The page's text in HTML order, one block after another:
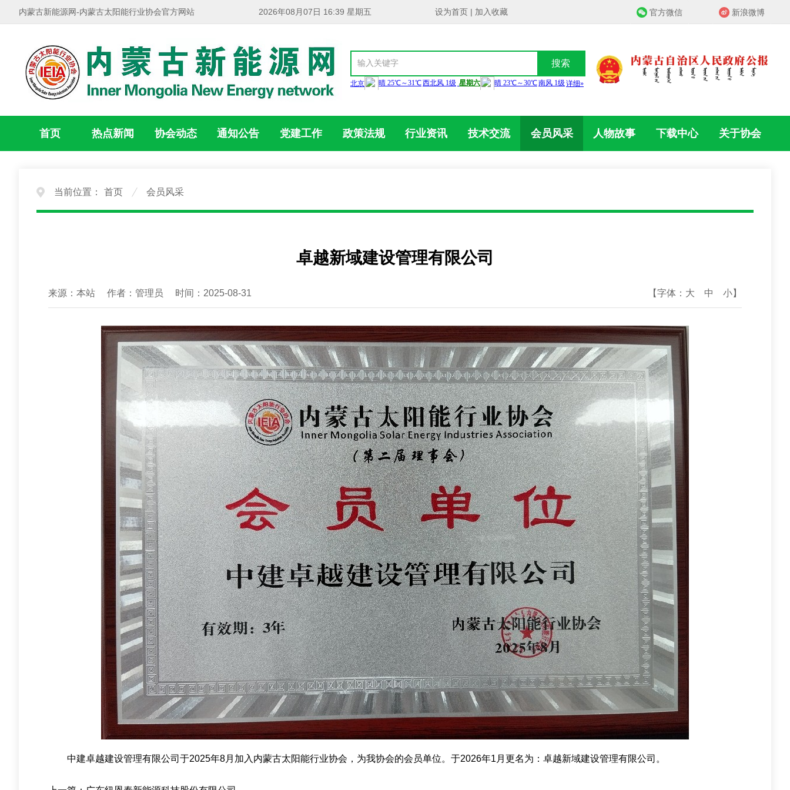
内蒙古新能源网-内蒙古太阳能行业协会官方网站 2026年08月07日 16:39 星期五 设为首页 | 加入收藏 官方微信 新浪微博
搜索
首页 热点新闻 协会动态 通知公告 党建工作 政策法规 行业资讯 技术交流 会员风采 人物故事 下载中心 关于协会
当前位置： 首页 会员风采
卓越新域建设管理有限公司
来源：本站 作者：管理员 时间：2025-08-31 【字体： 大 中 小】
中建卓越建设管理有限公司于2025年8月加入内蒙古太阳能行业协会，为我协会的会员单位。于2026年1月更名为： 卓越新域建设管理有限公司。